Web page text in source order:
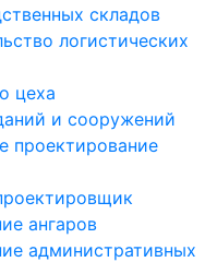
складов
логистических
цеха
и сооружений
проектирование
ангаров
административных